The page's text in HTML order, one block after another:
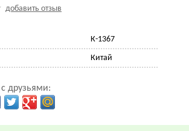
добавить отзыв
К-1367
Китай
с друзьями: